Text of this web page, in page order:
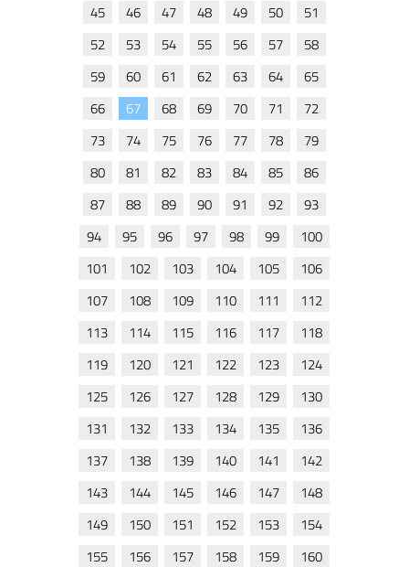
45
46 47 48 49 50
51
52
53 54 55 56 57
58
59
60 61 62 63 64
65
66
67 68 69 70 71
72
73
74 75 76 77 78
79
80
81 82 83 84 85
86
87
88 89 90 91 92
93
94
95 96 97 98 99
100
101
102 103 104 105
106
107
108 109 110 111
112
113
114 115 116 117
118
119
120 121 122 123
124
125
126 127 128 129
130
131
132 133 134 135
136
137
138 139 140 141
142
143
144 145 146 147
148
149
150 151 152 153
154
155
156 157 158 159 160